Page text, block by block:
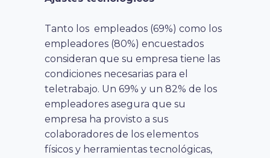
Tanto los empleados (69%) como los
empleadores (80%) encuestados
consideran que su empresa tiene las
condiciones necesarias para el
teletrabajo. Un 69% y un 82% de los
empleadores asegura que su
empresa ha provisto a sus
colaboradores de los elementos
físicos y herramientas tecnológicas,